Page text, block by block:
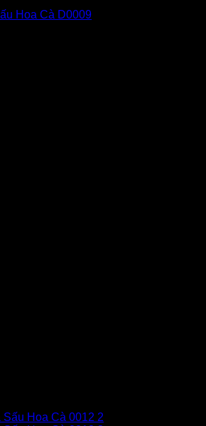
Hoa Cà D0009